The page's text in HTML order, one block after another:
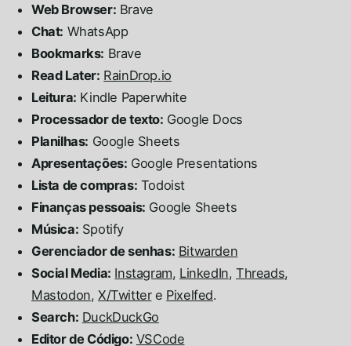
Web Browser: Brave
Chat: WhatsApp
Bookmarks: Brave
Read Later: RainDrop.io
Leitura: Kindle Paperwhite
Processador de texto: Google Docs
Planilhas: Google Sheets
Apresentações: Google Presentations
Lista de compras: Todoist
Finanças pessoais: Google Sheets
Música: Spotify
Gerenciador de senhas: Bitwarden
Social Media: Instagram, LinkedIn,Threads,
Mastodon,X/Twittere Pixelfed.
Search: DuckDuckGo
Editor de Código: VSCode